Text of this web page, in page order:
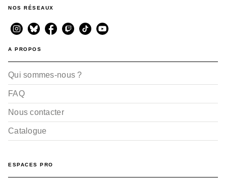
NOS RÉSEAUX
A PROPOS
Qui sommes-nous ?
FAQ
Nous contacter
Catalogue
ESPACES PRO